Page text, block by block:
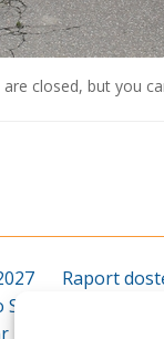
closed, but you
Raport
2026/2027